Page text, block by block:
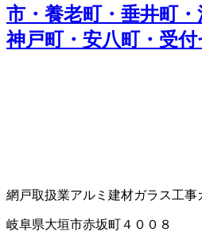
市・養老町・垂井町・
神戸町・安八町・受
網戸取扱業アルミ建材ガラス工事
岐阜県大垣市赤坂町４００８